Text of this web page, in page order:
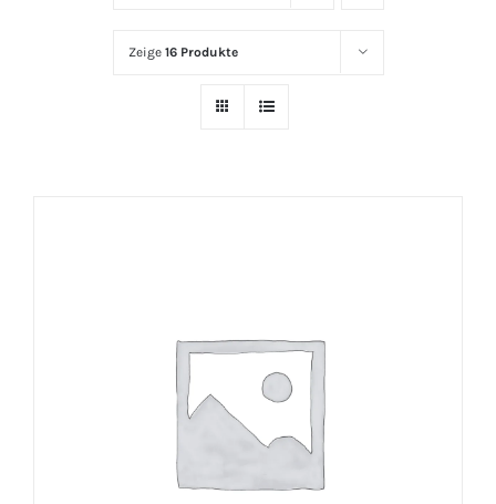
Zeige 16 Produkte